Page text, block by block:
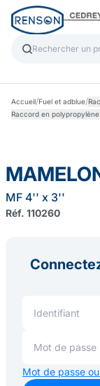
Accueil/Fuel et adblue/
Raccord en polypropylène
MF 4'' x 3''
Réf. 110260
Mot de passe